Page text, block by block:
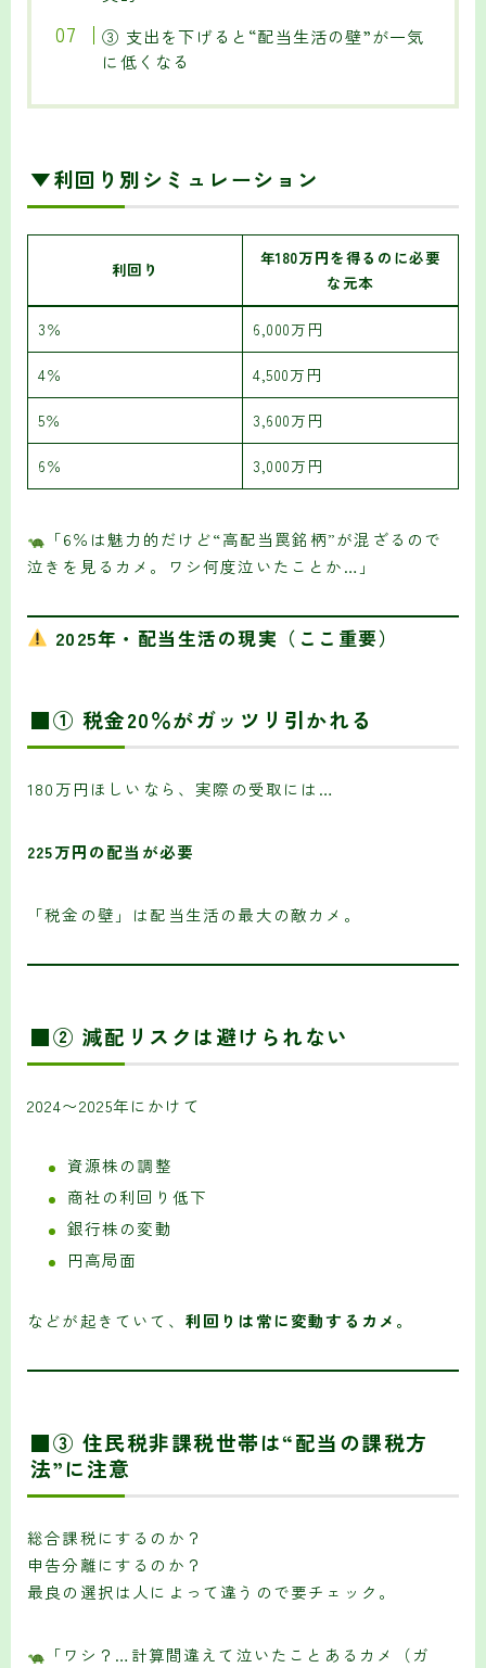
③ 支出を下げると“配当生活の壁”が一気
に低くなる
▼利回り別シミュレーション
利回り
年180万円を得るのに必要
な元本
3％ 6,000万円
4％ 4,500万円
5％ 3,600万円
6％ 3,000万円
「6％は魅力的だけど“高配当罠銘柄”が混ざるので
泣きを見るカメ。ワシ何度泣いたことか…」
2025年・配当生活の現実（ここ重要）
■① 税金20％がガッツリ引かれる
180万円ほしいなら、実際の受取には…
225万円の配当が必要
「税金の壁」は配当生活の最大の敵カメ。
■② 減配リスクは避けられない
2024〜2025年にかけて
資源株の調整
商社の利回り低下
銀行株の変動
円高局面
などが起きていて、 利回りは常に変動するカメ。
■③ 住民税非課税世帯は“配当の課税方
法”に注意
総合課税にするのか？
申告分離にするのか？
最良の選択は人によって違うので要チェック。
「ワシ？…計算間違えて泣いたことあるカメ（ガ